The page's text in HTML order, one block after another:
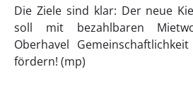
Die Ziele sind klar: Der neue
soll mit bezahlbaren
Oberhavel
fördern! (mp)